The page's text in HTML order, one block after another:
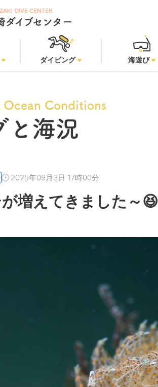
ダイビング 海遊び
Ocean Conditions
と海況
2025年09月3日 17時00分
増えてきました～😆